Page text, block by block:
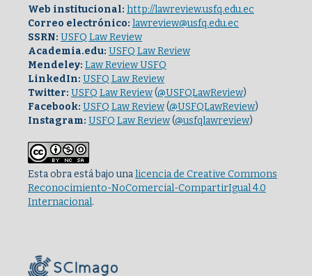
Web institucional: http://lawreview.usfq.edu.ec
Correo electrónico: lawreview@usfq.edu.ec
SSRN: USFQ Law Review
Academia.edu: USFQ Law Review
Mendeley: Law Review USFQ
LinkedIn: USFQ Law Review
Twitter: USFQ Law Review(@USFQLawReview)
Facebook: USFQ Law Review(@USFQLawReview)
Instagram: USFQ Law Review(@usfqlawreview)
Esta obra está bajo unalicencia de Creative Commons
Reconocimiento-NoComercial-CompartirIgual 4.0
Internacional.